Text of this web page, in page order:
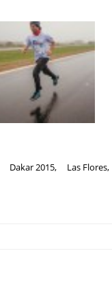
Dakar 2015, Las Flores,